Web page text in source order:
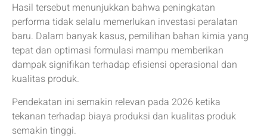
Hasil tersebut menunjukkan bahwa peningkatan
performa tidak selalu memerlukan investasi peralatan
baru. Dalam banyak kasus, pemilihan bahan kimia yang
tepat dan optimasi formulasi mampu memberikan
dampak signifikan terhadap efisiensi operasional dan
kualitas produk.
Pendekatan ini semakin relevan pada 2026 ketika
tekanan terhadap biaya produksi dan kualitas produk
semakin tinggi.